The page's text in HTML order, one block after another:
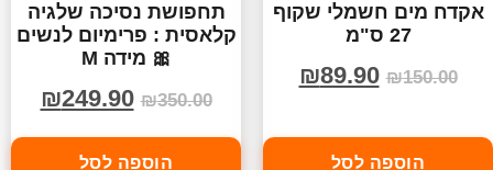
אקדח מים חשמלי שקוף
27 ס"מ
₪150.00
₪89.90
הוספה לסל
תחפושת נסיכה שלגיה
קלאסית : פרימיום לנשים
🎀 מידה M
₪350.00
₪249.90
הוספה לסל